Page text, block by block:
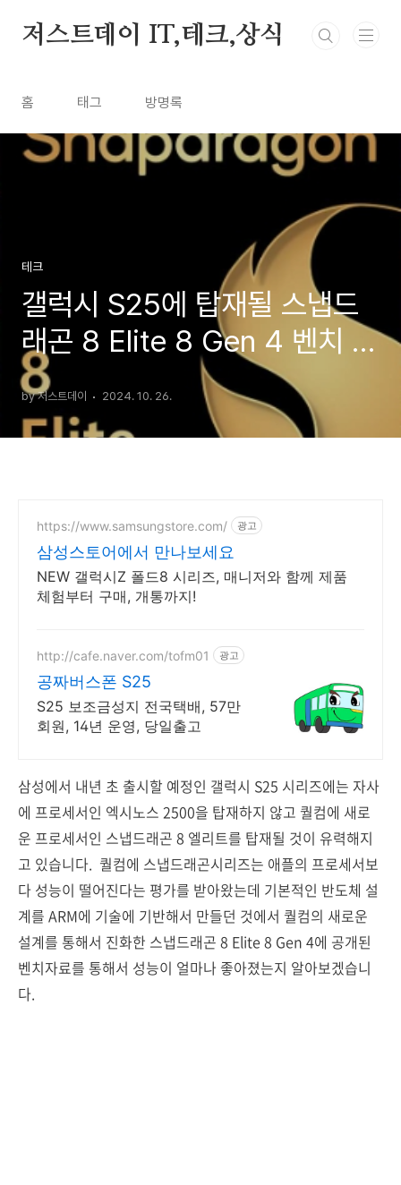
저스트데이 IT,테크,상식
홈 태그 방명록
테크
갤럭시 S25에 탑재될 스냅드
래곤 8 Elite 8 Gen 4 벤치 성
능 비교
by 저스트데이 2024. 10. 26.
https://www.samsungstore.com/ 광고
삼성스토어에서 만나보세요
NEW 갤럭시Z 폴드8 시리즈, 매니저와 함께 제품
체험부터 구매, 개통까지!
http://cafe.naver.com/tofm01 광고
공짜버스폰 S25
S25 보조금성지 전국택배, 57만
회원, 14년 운영, 당일출고
삼성에서 내년 초 출시할 예정인 갤럭시 S25 시리즈에는 자사
에 프로세서인 엑시노스 2500을 탑재하지 않고 퀄컴에 새로
운 프로세서인 스냅드래곤 8 엘리트를 탑재될 것이 유력해지
고 있습니다. 퀄컴에 스냅드래곤시리즈는 애플의 프로세서보
다 성능이 떨어진다는 평가를 받아왔는데 기본적인 반도체 설
계를 ARM에 기술에 기반해서 만들던 것에서 퀄컴의 새로운
설계를 통해서 진화한 스냅드래곤 8 Elite 8 Gen 4에 공개된
벤치자료를 통해서 성능이 얼마나 좋아졌는지 알아보겠습니
다.